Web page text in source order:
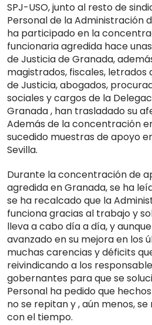
SPJ-USO, junto al resto de
Personal de la Administración
ha participado en la
funcionaria agredida hace
de Justicia de Granada,
magistrados, fiscales, letrados
de Justicia, abogados,
sociales y cargos de la
Granada , han trasladado su
Además de la concentración
sucedido muestras de apoyo
Sevilla.
Durante la concentración de
agredida en Granada, se ha
se ha recalcado que la
funciona gracias al trabajo y
lleva a cabo día a día, y
avanzado en su mejora en los
muchas carencias y déficits
reivindicando a los
gobernantes para que se
Personal ha pedido que
no se repitan y , aún menos,
con el tiempo.